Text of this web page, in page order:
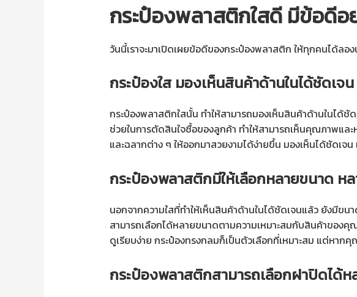
กระป๋องพลาสติกใสดี มีข้อดีอ
วันนี้เราจะมาเปิดเผยข้อดีของกระป๋องพลาสติก ให้ทุกคนได้ล
กระป๋องใส มองเห็นสินค้าด้านในได้ชัดเจน
กระป๋องพลาสติกใสนั้น ทำให้สามารถมองเห็นสินค้าด้านในไ
ช่วยในการตัดสินใจซื้อของลูกค้า ทำให้สามารถเห็นคุณภาพแล
และฉลากต่าง ๆ ให้ออกมาสวยงามได้ง่ายขึ้น มองเห็นได้ชัดเจ
กระป๋องพลาสติกมีให้เลือกหลายขนาด ห
นอกจากความใสที่ทำให้เห็นสินค้าด้านในได้ชัดเจนแล้ว ยังมีขน
สามารถเลือกได้หลายขนาดตามความเหมาะสมกับสินค้าขอ
ดูเรียบง่าย กระป๋องทรงกลมก็เป็นตัวเลือกที่เหมาะสม แต่หาก
กระป๋องพลาสติกสามารถเลือกฝาปิดได้ห